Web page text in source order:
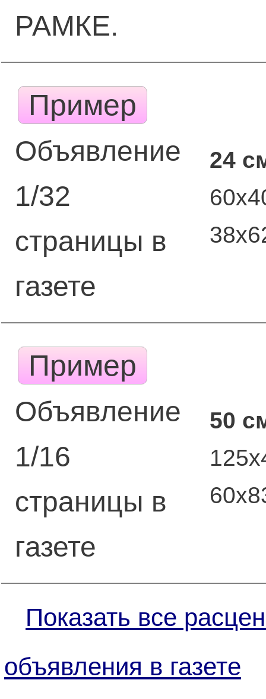
РАМКЕ.
Пример
Объявление
1/32
страницы в
газете
24
Пример
Объявление
1/16
страницы в
газете
50
Показать все
объявления в газете